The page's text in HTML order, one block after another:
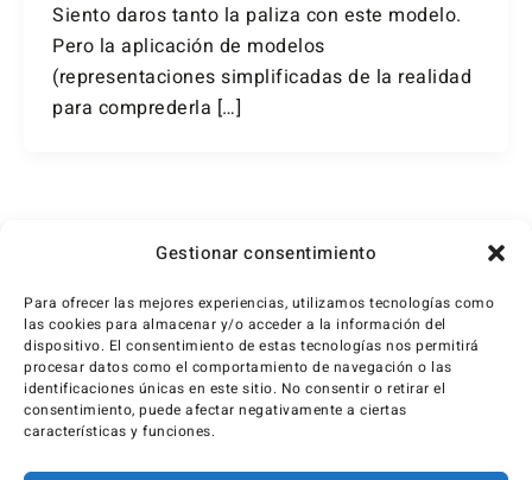
Gestionar consentimiento
Para ofrecer las mejores experiencias, utilizamos tecnologías como
las cookies para almacenar y/o acceder a la información del
dispositivo. El consentimiento de estas tecnologías nos permitirá
procesar datos como el comportamiento de navegación o las
identificaciones únicas en este sitio. No consentir o retirar el
consentimiento, puede afectar negativamente a ciertas
características y funciones.
Siento daros tanto la paliza con este modelo.
Pero la aplicación de modelos
(representaciones simplificadas de la realidad
para comprederla […]
Anterior 1 2